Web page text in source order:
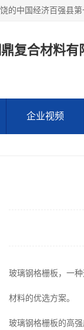
复合材料有
企业视频
玻璃钢格栅板，一
材料的优选方案。
玻璃钢格栅板的高